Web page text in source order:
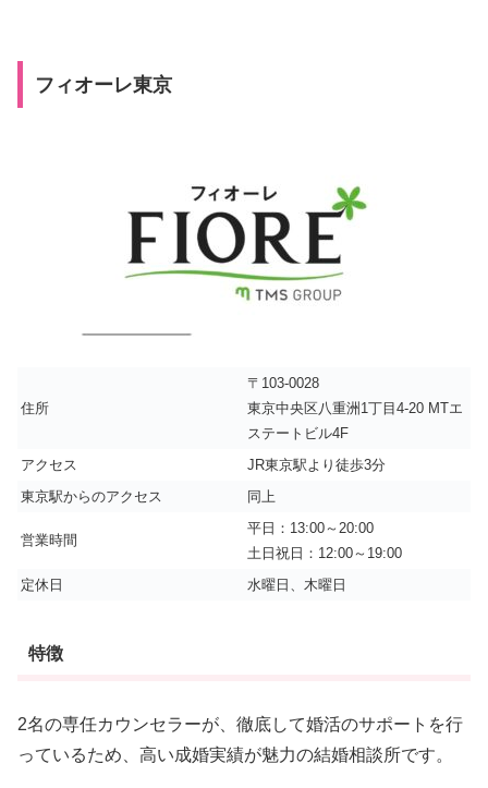
フィオーレ東京
住所
〒103-0028
東京中央区八重洲1丁目4-20 MTエ
ステートビル4F
アクセス
JR東京駅より徒歩3分
東京駅からのアクセス
同上
営業時間
平日：13:00～20:00
土日祝日：12:00～19:00
定休日
水曜日、木曜日
特徴
2名の専任カウンセラーが、徹底して婚活のサポートを行
っているため、高い成婚実績が魅力の結婚相談所です。